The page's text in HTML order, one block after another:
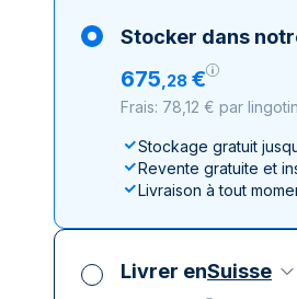
Stocker dans
675,28 €
Frais: 78,12 € par lingotin
Stockage gratuit
Revente gratuite et
Livraison à tout
Livrer enSuisse